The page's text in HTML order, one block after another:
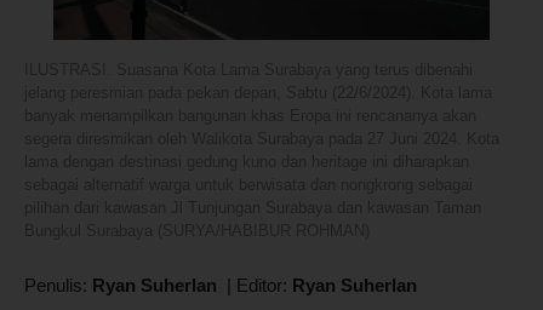
Penulis: Ryan Suherlan | Editor: Ryan Suherlan